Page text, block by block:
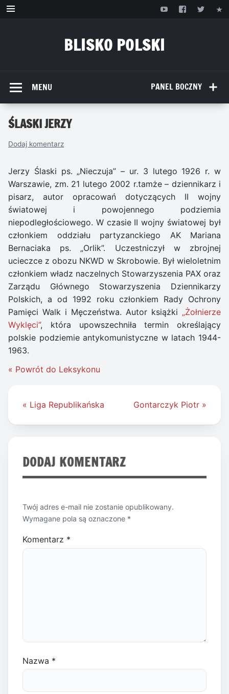
Przejdź
BLISKO POLSKI
PANEL BOCZNY
MENU
ŚLASKI JERZY
Dodaj komentarz
Jerzy Ślaski ps. „Nieczuja” – ur. 3 lutego 1926 r. w
Warszawie, zm. 21 lutego 2002 r.tamże – dziennikarz i
pisarz, autor opracowań dotyczących II wojny
światowej i powojennego podziemia
niepodległościowego. W czasie II wojny światowej był
członkiem oddziału partyzanckiego AK Mariana
Bernaciaka ps. „Orlik”. Uczestniczył w zbrojnej
ucieczce z obozu NKWD w Skrobowie. Był wieloletnim
członkiem władz naczelnych Stowarzyszenia PAX oraz
Zarządu Głównego Stowarzyszenia Dziennikarzy
Polskich, a od 1992 roku członkiem Rady Ochrony
Pamięci Walk i Męczeństwa. Autor książki „Żołnierze
Wyklęci”, która upowszechniła termin określający
polskie podziemie antykomunistyczne w latach 1944-
1963.
« Powrót do Leksykonu
Nawigacja
« Liga Republikańska Gontarczyk Piotr »
DODAJ KOMENTARZ
Twój adres e-mail nie zostanie opublikowany.
Wymagane pola są oznaczone *
Komentarz *
Nazwa *